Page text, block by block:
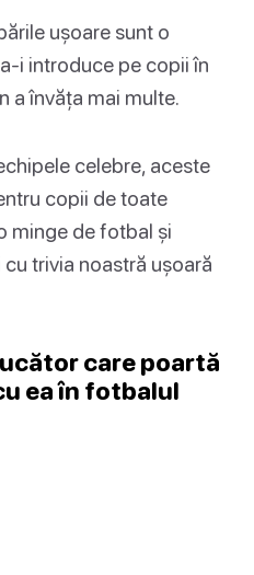
ușoare sunt o
i introduce pe copii în
a învăța mai multe.
celebre, aceste
copii de toate
minge de fotbal și
trivia noastră ușoară
care poartă
ea în fotbalul